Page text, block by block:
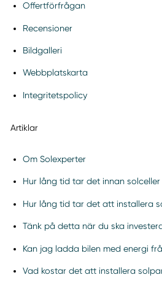
Offertförfrågan
Recensioner
Bildgalleri
Webbplatskarta
Integritetspolicy
Artiklar
Om Solexperter
Hur lång tid tar det innan
Hur lång tid tar det att installera
Tänk på detta när du ska
Kan jag ladda bilen med energi
Vad kostar det att installera